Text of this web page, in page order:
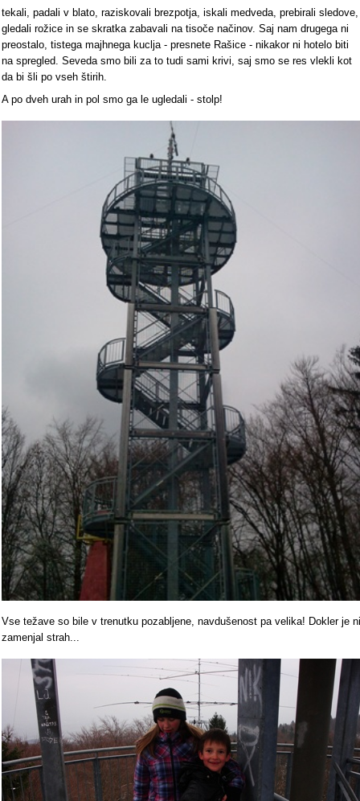
tekali, padali v blato, raziskovali brezpotja, iskali medveda, prebirali sledove,
gledali rožice in se skratka zabavali na tisoče načinov. Saj nam drugega ni
preostalo, tistega majhnega kuclja - presnete Rašice - nikakor ni hotelo biti
na spregled. Seveda smo bili za to tudi sami krivi, saj smo se res vlekli kot
da bi šli po vseh štirih.
A po dveh urah in pol smo ga le ugledali - stolp!
Vse težave so bile v trenutku pozabljene, navdušenost pa velika! Dokler je ni
zamenjal strah...